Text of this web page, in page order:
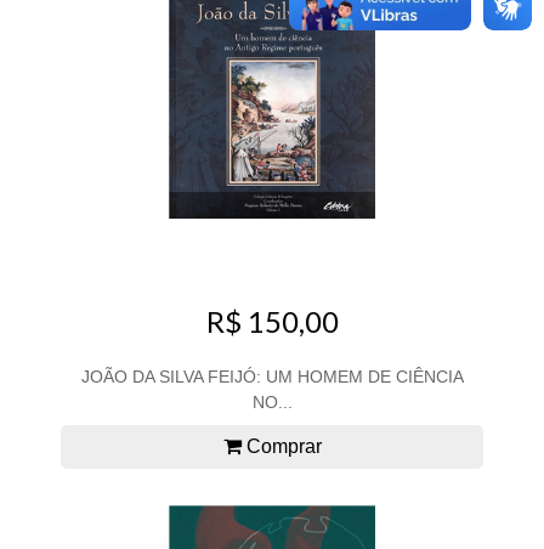
R$ 150,00
JOÃO DA SILVA FEIJÓ: UM HOMEM DE CIÊNCIA
NO...
Comprar